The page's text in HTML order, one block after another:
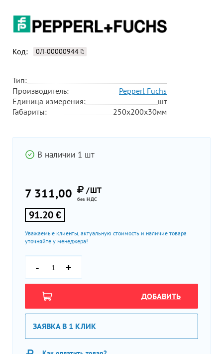
Код: 0Л-00000944
Тип:
Производитель:
Pepperl Fuchs
Единица измерения:
шт
Габариты:
250х200х30мм
В наличии 1 шт
7 311,00 /ШТ
без НДС
91.20 €
Уважаемые клиенты, актуальную стоимость и наличие товара
уточняйте у менеджера!
- +
ДОБАВИТЬ
ЗАЯВКА В 1 КЛИК